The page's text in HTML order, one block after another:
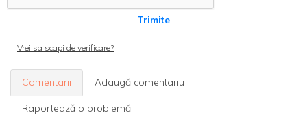
Trimite
Vrei sa scapi de verificare?
Comentarii Adaugă comentariu
Raportează o problemă